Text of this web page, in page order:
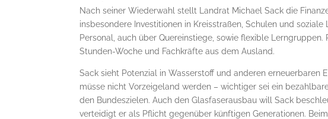
Nach seiner Wiederwahl stellt Landrat Michael Sack die
insbesondere Investitionen in Kreisstraßen, Schulen und
Personal, auch über Quereinstiege, sowie flexible
Stunden-Woche und Fachkräfte aus dem Ausland.
Sack sieht Potenzial in Wasserstoff und anderen erneuerbaren
müsse nicht Vorzeigeland werden – wichtiger sei ein
den Bundeszielen. Auch den Glasfaserausbau will Sack
verteidigt er als Pflicht gegenüber künftigen Generationen.